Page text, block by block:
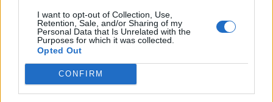
I want to opt-out of Collection, Use,
Retention, Sale, and/or Sharing of my
Personal Data that Is Unrelated with the
Purposes for which it was collected.
Opted Out
CONFIRM
Por favor seleccione los niveles:
Palabras Conectadas Respuesta de nivel 26389
Palabras Conectadas Respuesta de nivel 26390
Palabras Conectadas Respuesta de nivel 26391